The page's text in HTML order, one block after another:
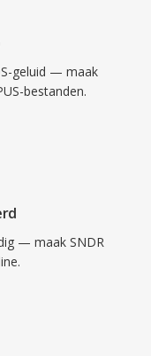
geluid — maak
bestanden.
— maak SNDR